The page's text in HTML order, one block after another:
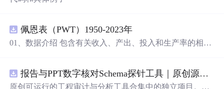
观展示压缩效果。 适用人群 Qt/C++ 零基础初学者，学习
QImage 图像绘图、文件目录遍历、UI 交互开发； 需要本
地批量处理图片的办公、设计、自媒体从业者； 想要学习
习者。 使用场景 自媒体批量压缩配图，降低图片体积节省
上传流量； 摄影、设计批量统一图片尺寸，批量轻量化相
佩恩表（PWT）1950-2023年
01、数据介绍 包含有关收入、产出、投入和生产率的相对
翻译使用说明，英文原版使用说明。 数据名称：佩恩表
（PWT） 数据年份：1950-2023年
报告与PPT数字核对Schema探针工具｜原创源码+测试+离线报告
原创可运行的工程审计与分析工具合集中的独立项目。每